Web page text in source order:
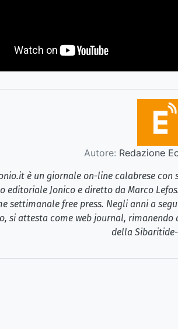
Autore: Redazione
è un giornale on-line calabrese con
editoriale Jonico e diretto da Marco
settimanale free press. Negli anni a
si attesta come web journal,
della